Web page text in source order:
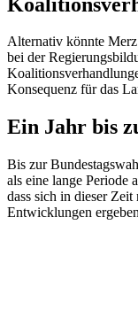
Alternativ könnte
bei der
Konsequenz für das
Ein Jahr bis
Bis zur
als eine lange Periode
dass sich in dieser
Entwicklungen